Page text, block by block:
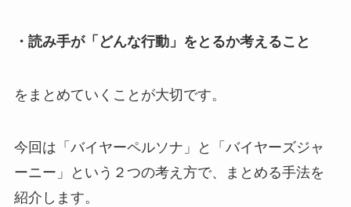
・読み手が「どんな行動」をとるか考えること
をまとめていくことが大切です。
今回は「バイヤーペルソナ」と「バイヤーズジャ
ーニー」という２つの考え方で、まとめる手法を
紹介します。